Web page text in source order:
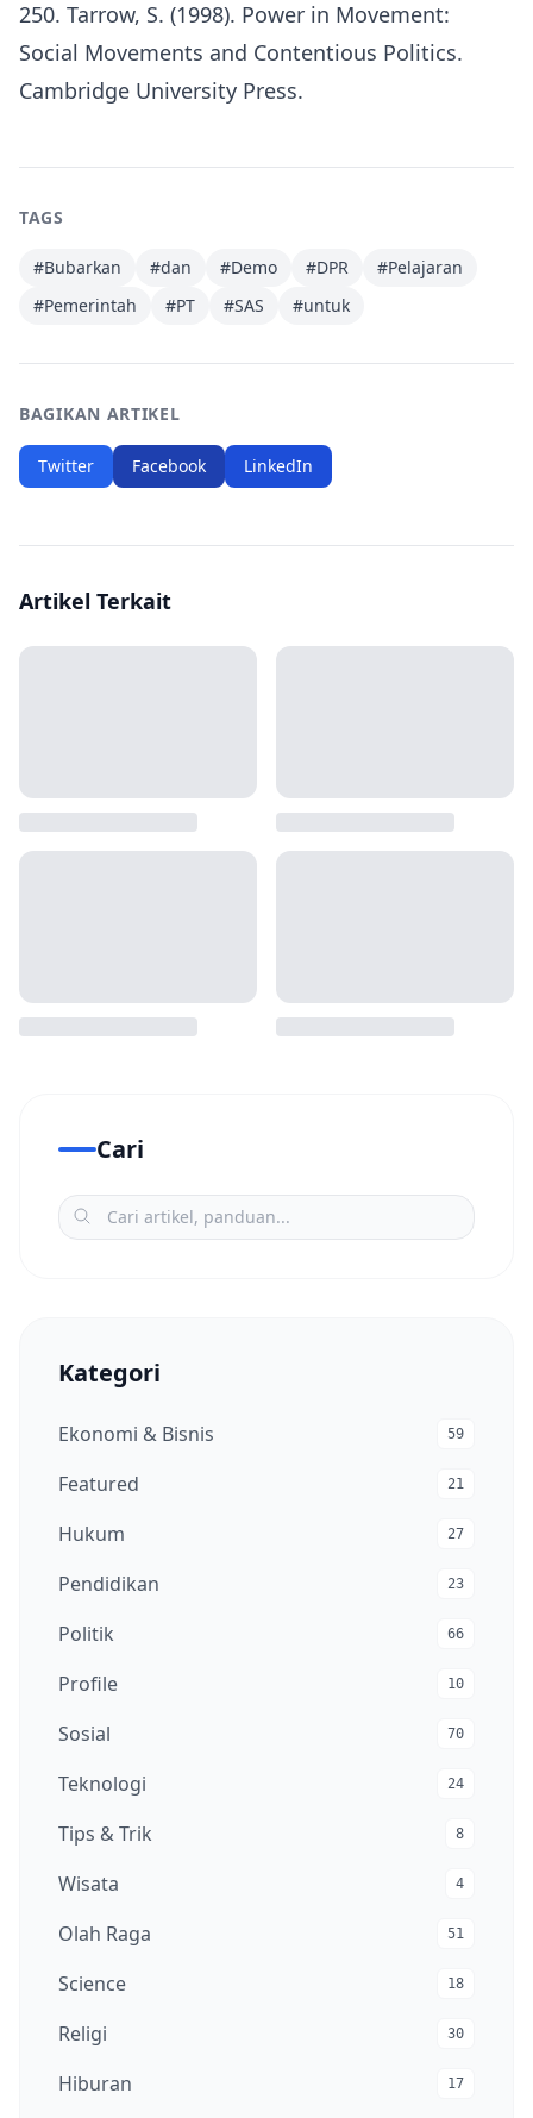
250. Tarrow, S. (1998). Power in Movement:
Social Movements and Contentious Politics.
Cambridge University Press.
TAGS
#Bubarkan #dan #Demo #DPR #Pelajaran
#Pemerintah #PT #SAS #untuk
BAGIKAN ARTIKEL
Twitter Facebook LinkedIn
Artikel Terkait
Cari
Kategori
Ekonomi & Bisnis 59
Featured 21
Hukum 27
Pendidikan 23
Politik 66
Profile 10
Sosial 70
Teknologi 24
Tips & Trik 8
Wisata 4
Olah Raga 51
Science 18
Religi 30
Hiburan 17